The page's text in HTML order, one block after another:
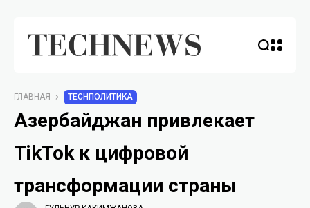
ГЛАВНАЯ TECHПОЛИТИКА
Азербайджан привлекает
TikTok к цифровой
трансформации страны